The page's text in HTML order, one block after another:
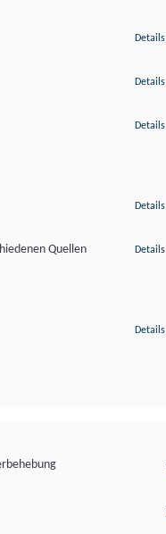
Details
Details
Details
Details
Quellen
Details
Details